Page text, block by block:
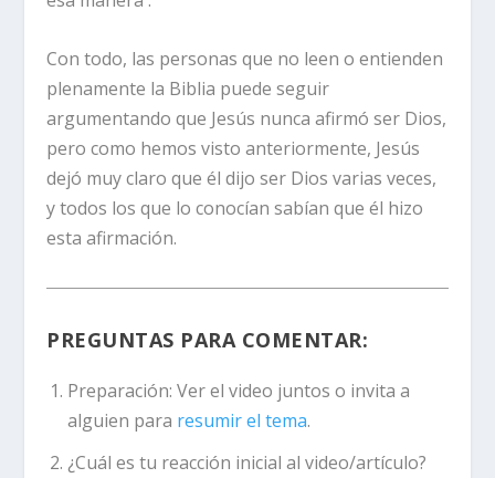
Con todo, las personas que no leen o entienden
plenamente la Biblia puede seguir
argumentando que Jesús nunca afirmó ser Dios,
pero como hemos visto anteriormente, Jesús
dejó muy claro que él dijo ser Dios varias veces,
y todos los que lo conocían sabían que él hizo
esta afirmación.
PREGUNTAS PARA COMENTAR:
Preparación: Ver el video juntos o invita a
alguien para resumir el tema.
¿Cuál es tu reacción inicial al video/artículo?